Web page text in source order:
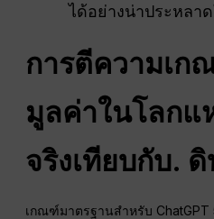
ได้อย่างน่าประหลาด
การตีความเก
มูลค่าในโลกแ
จริงเทียบกับ. ดิ
เกณฑ์มาตรฐานสำหรับ ChatGPT